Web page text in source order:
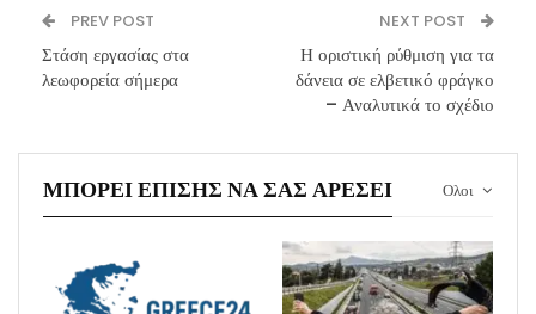
PREV POST
Στάση εργασίας στα
λεωφορεία σήμερα
NEXT POST
Η οριστική ρύθμιση για τα
δάνεια σε ελβετικό φράγκο
– Αναλυτικά το σχέδιο
Ολοι
ΜΠΟΡΕΊ ΕΠΊΣΗΣ ΝΑ ΣΑΣ ΑΡΈΣΕΙ